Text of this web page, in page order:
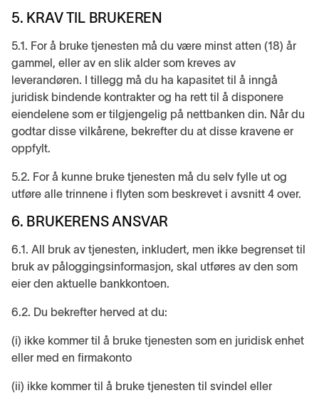
5. KRAV TIL BRUKEREN
5.1. For å bruke tjenesten må du være minst atten (18) år
gammel, eller av en slik alder som kreves av
leverandøren. I tillegg må du ha kapasitet til å inngå
juridisk bindende kontrakter og ha rett til å disponere
eiendelene som er tilgjengelig på nettbanken din. Når du
godtar disse vilkårene, bekrefter du at disse kravene er
oppfylt.
5.2. For å kunne bruke tjenesten må du selv fylle ut og
utføre alle trinnene i flyten som beskrevet i avsnitt 4 over.
6. BRUKERENS ANSVAR
6.1. All bruk av tjenesten, inkludert, men ikke begrenset til
bruk av påloggingsinformasjon, skal utføres av den som
eier den aktuelle bankkontoen.
6.2. Du bekrefter herved at du:
(i) ikke kommer til å bruke tjenesten som en juridisk enhet
eller med en firmakonto
(ii) ikke kommer til å bruke tjenesten til svindel eller